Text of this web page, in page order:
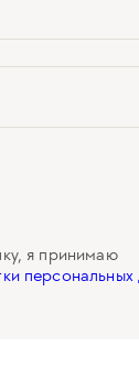
я принимаю
персональных